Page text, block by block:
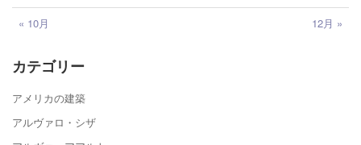
« 10月 12月 »
カテゴリー
アメリカの建築
アルヴァロ・シザ